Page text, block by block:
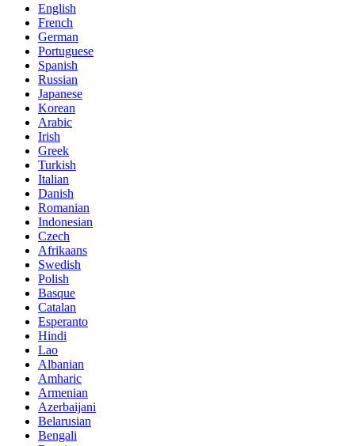
English
French
German
Portuguese
Spanish
Russian
Japanese
Korean
Arabic
Irish
Greek
Turkish
Italian
Danish
Romanian
Indonesian
Czech
Afrikaans
Swedish
Polish
Basque
Catalan
Esperanto
Hindi
Lao
Albanian
Amharic
Armenian
Azerbaijani
Belarusian
Bengali